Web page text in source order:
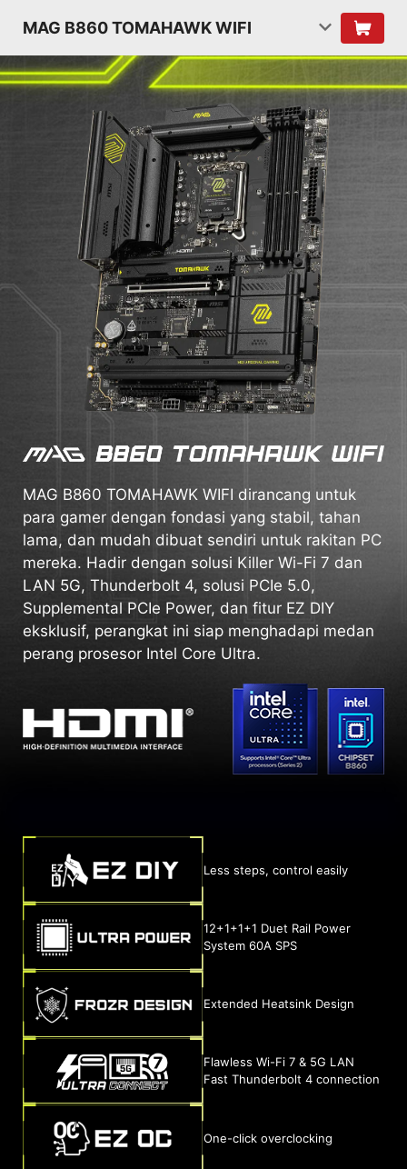
MAG B860 TOMAHAWK WIFI
MAG B860 TOMAHAWK WIFI dirancang untuk
para gamer dengan fondasi yang stabil, tahan
lama, dan mudah dibuat sendiri untuk rakitan PC
mereka. Hadir dengan solusi Killer Wi-Fi 7 dan
LAN 5G, Thunderbolt 4, solusi PCIe 5.0,
Supplemental PCIe Power, dan fitur EZ DIY
eksklusif, perangkat ini siap menghadapi medan
perang prosesor Intel Core Ultra.
Less steps, control easily
12+1+1+1 Duet Rail Power
System 60A SPS
Extended Heatsink Design
Flawless Wi-Fi 7 & 5G LAN
Fast Thunderbolt 4 connection
One-click overclocking